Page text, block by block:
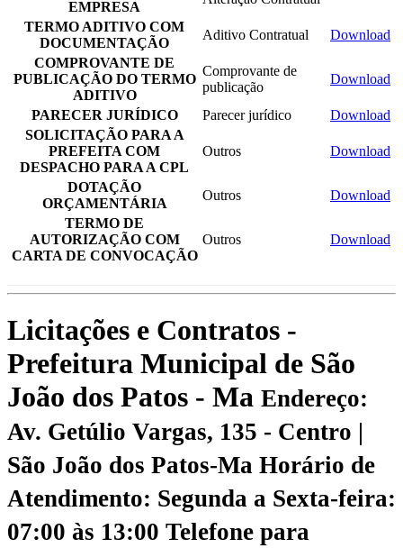
EMPRESA
TERMO ADITIVO COM
DOCUMENTAÇÃO
Aditivo Contratual
Download
COMPROVANTE DE
PUBLICAÇÃO DO TERMO
ADITIVO
Comprovante de
publicação
Download
PARECER JURÍDICO Parecer jurídico
Download
SOLICITAÇÃO PARA A
PREFEITA COM
DESPACHO PARA A CPL
Outros Download
DOTAÇÃO
ORÇAMENTÁRIA
Outros
Download
TERMO DE
AUTORIZAÇÃO COM
CARTA DE CONVOCAÇÃO
Outros Download
Licitações e Contratos -
Prefeitura Municipal de São
João dos Patos - Ma Endereço:
Av. Getúlio Vargas, 135 - Centro |
São João dos Patos-Ma Horário de
Atendimento: Segunda a Sexta-feira:
07:00 às 13:00 Telefone para